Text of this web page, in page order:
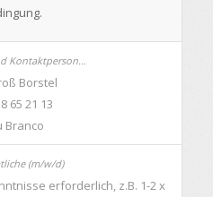
Borstel
65 21 13
Branco
erforderlich, z.B. 1-2 x